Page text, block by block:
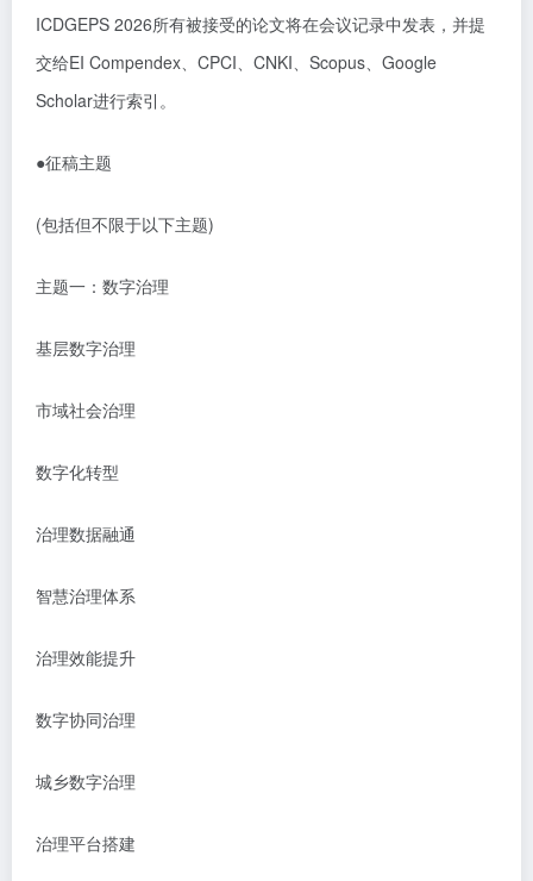
ICDGEPS 2026所有被接受的论文将在会议记录中发表，并提
交给EI Compendex、 CPCI、 CNKI、 Scopus、 Google
Scholar进行索引。
●征稿主题
(包括但不限于以下主题)
主题一：数字治理
基层数字治理
市域社会治理
数字化转型
治理数据融通
智慧治理体系
治理效能提升
数字协同治理
城乡数字治理
治理平台搭建